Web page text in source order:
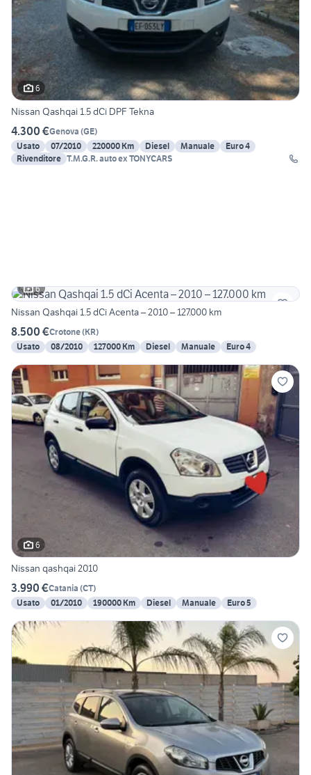
6
Nissan Qashqai 1.5 dCi DPF Tekna
4.300 €Genova (GE)
Usato
07/2010 220000 Km Diesel Manuale
Euro 4
Rivenditore T.M.G.R. auto ex TONYCARS
6
Nissan Qashqai 1.5 dCi Acenta – 2010 – 127.000 km
8.500 €Crotone(KR)
Usato
08/2010 127000 Km Diesel Manuale Euro 4
6
Nissan qashqai 2010
3.990 €Catania (CT)
Usato
01/2010 190000 Km Diesel Manuale Euro 5